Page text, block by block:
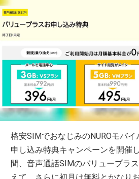
格安SIMでおなじみのNUROモバ
申し込み特典キャンペーンを開催
間、音声通話SIMのバリュープラ